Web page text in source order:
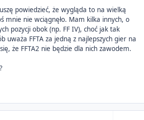
powiedzieć, że wygląda to na wielką
mnie nie wciągnęło. Mam kilka innych, o
pozycji obok (np. FF IV), choć jak tak
uważa FFTA za jedną z najlepszych gier na
że FFTA2 nie będzie dla nich zawodem.